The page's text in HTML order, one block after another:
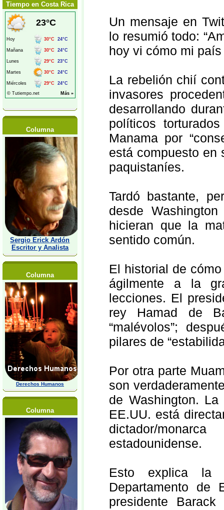
Tiempo en Costa Rica
Columna
Sergio Erick Ardón
Escritor y Analista
Columna
Derechos Humanos
Columna
Un mensaje en
lo resumió todo:
hoy vi cómo mi
La rebelión chií
invasores
desarrollando
políticos
Manama por
está compuesto en
paquistaníes.
Tardó bastante,
desde
hicieran que la
sentido común.
El historial de
ágilmente a la
lecciones. El
rey Hamad de
“malévolos”;
pilares de
Por otra parte
son
de Washington.
EE.UU. está
dictador/
estadounidense.
Esto explica la
Departamento de
presidente